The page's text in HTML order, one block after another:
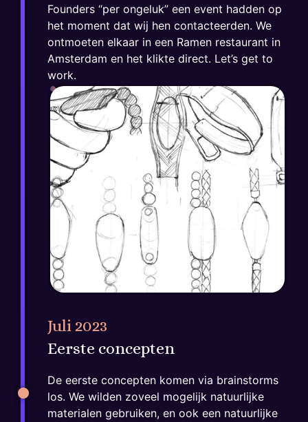
Founders “per ongeluk” een event hadden op
het moment dat wij hen contacteerden. We
ontmoeten elkaar in een Ramen restaurant in
Amsterdam en het klikte direct. Let’s get to
work.
Juli 2023
Eerste concepten
De eerste concepten komen via brainstorms
los. We wilden zoveel mogelijk natuurlijke
materialen gebruiken, en ook een natuurlijke